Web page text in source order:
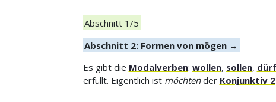
Abschnitt 1/5
Abschnitt 2: Formen von mögen →
Es gibt die Modalverben: wollen, sollen,
erfüllt. Eigentlich ist möchtender Konjunktiv 2